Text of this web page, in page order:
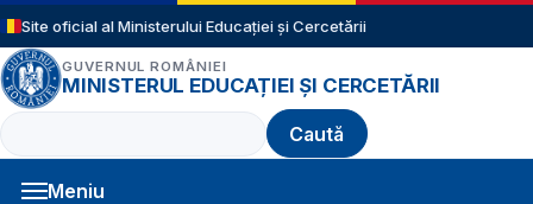
Sari la conținutul principal
Site oficial al Ministerului Educației și Cercetării
GUVERNUL ROMÂNIEI
MINISTERUL EDUCAȚIEI ȘI CERCETĂRII
Caută
Meniu